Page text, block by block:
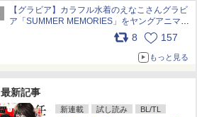
犬たちへ… pic.x.com/hEr88DgVyD
【グラビア】カラフル水着のえなこさんグラビ
ア「SUMMER MEMORIES」をヤングアニマル
Webで公開中 pic.x.com/wdmmjZ7DnV
8 157
もっと見る
最新記事
新連載 試し読み BL/TL